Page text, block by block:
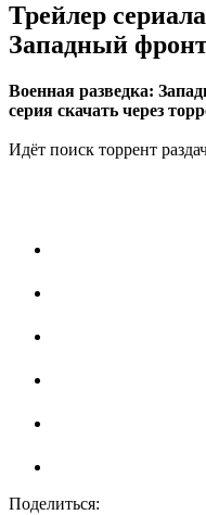
Трейлер
Западный
Военная разведка:
серия скачать через
Идёт поиск торрент
Поделиться: